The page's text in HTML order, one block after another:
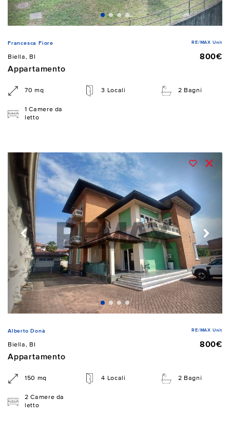
Francesca Fiore RE/MAX Unit
Biella, BI
800€
Appartamento
70 mq 3 Locali 2 Bagni
1 Camere da
letto
Alberto Donà RE/MAX Unit
Biella, BI
800€
Appartamento
150 mq 4 Locali 2 Bagni
2 Camere da
letto